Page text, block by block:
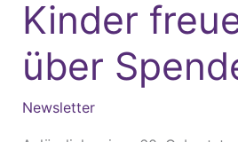
Kinder
über
Newsletter
freuen
sich
über
Spende